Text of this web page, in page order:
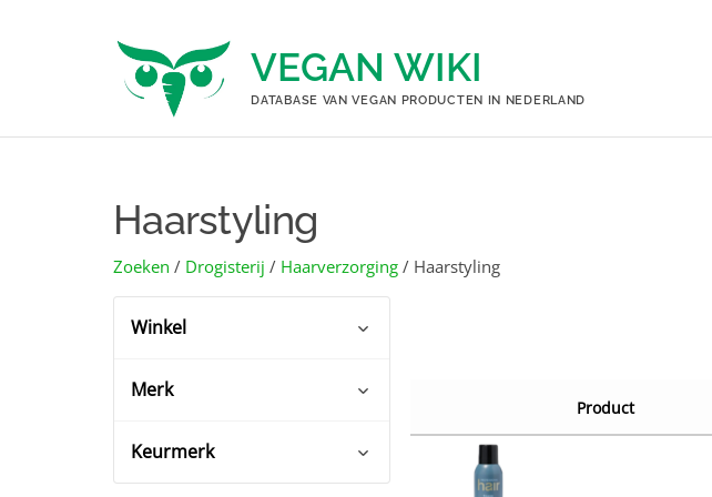
VEGAN WIKI
DATABASE VAN VEGAN PRODUCTEN IN NEDERLAND
Haarstyling
Zoeken / Drogisterij / Haarverzorging / Haarstyling
Winkel
DA
(23)
Douglas
(1)
Merk
Keurmerk
Product